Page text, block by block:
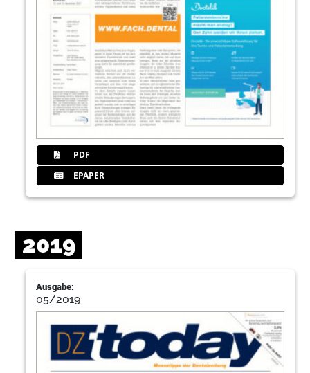
PDF
EPAPER
2019
Ausgabe:
05/2019